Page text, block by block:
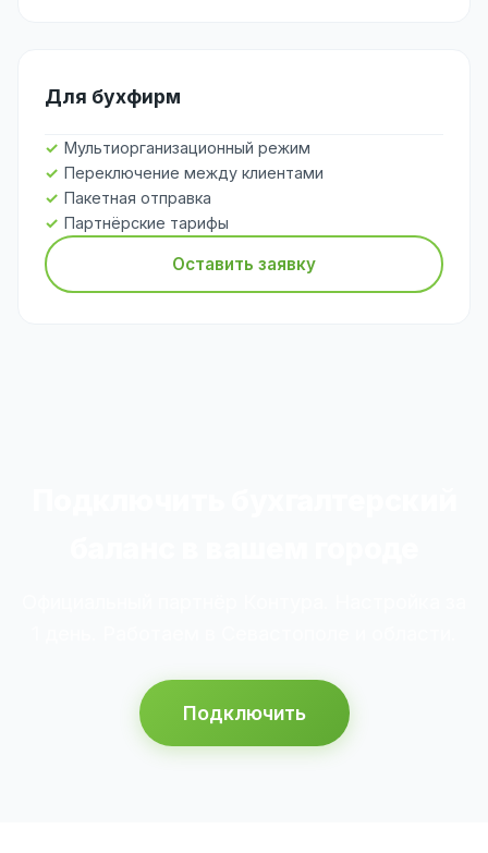
Для бухфирм
Мультиорганизационный режим
Переключение между клиентами
Пакетная отправка
Партнёрские тарифы
Оставить заявку
Подключить